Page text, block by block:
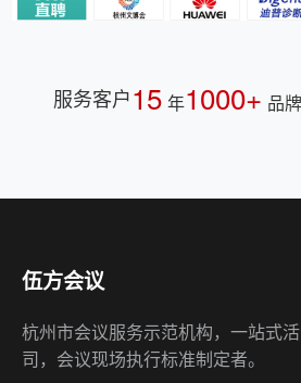
服务客户15 年1000+ 品牌
伍方会议
杭州市会议服务示范机构，一站式
司，会议现场执行标准制定者。